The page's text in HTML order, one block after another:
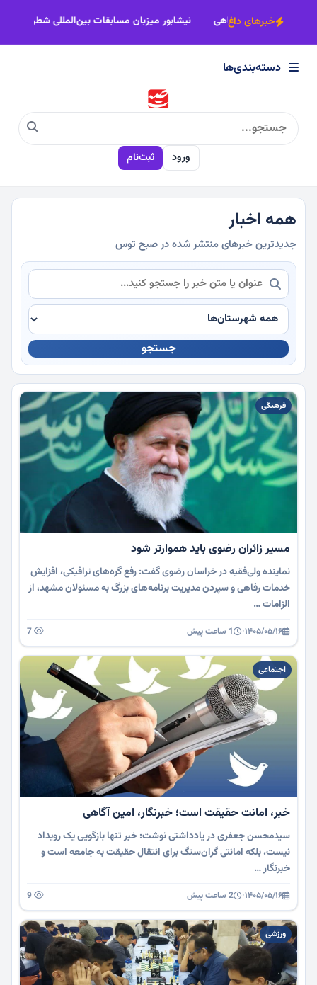
×
دسته‌بندی‌ها
سیاسی
اجتماعی
فرهنگی
ورزشی
چندرسانه
خبرهای داغ
امانت حقیقت است؛ خبرنگار، امین آگاهی نیشابور میزبان مسابقات
دسته‌بندی‌ها
ورود ثبت‌نام
همه اخبار
جدیدترین خبرهای منتشر شده در صبح توس
جستجو
فرهنگی
مسیر زائران رضوی باید هموارتر شود
نماینده ولی‌فقیه در خراسان رضوی گفت: رفع گره‌های ترافیکی، افزایش
خدمات رفاهی و سپردن مدیریت برنامه‌های بزرگ به مسئولان مشهد، از
الزامات …
۱۴۰۵/۰۵/۱۶· 1 ساعت پیش
اجتماعی
خبر، امانت حقیقت است؛ خبرنگار، امین آگاهی
سیدمحسن جعفری در یادداشتی نوشت: خبر تنها بازگویی یک رویداد
نیست، بلکه امانتی گران‌سنگ برای انتقال حقیقت به جامعه است و
خبرنگار …
۱۴۰۵/۰۵/۱۶· 2 ساعت پیش
ورزشی